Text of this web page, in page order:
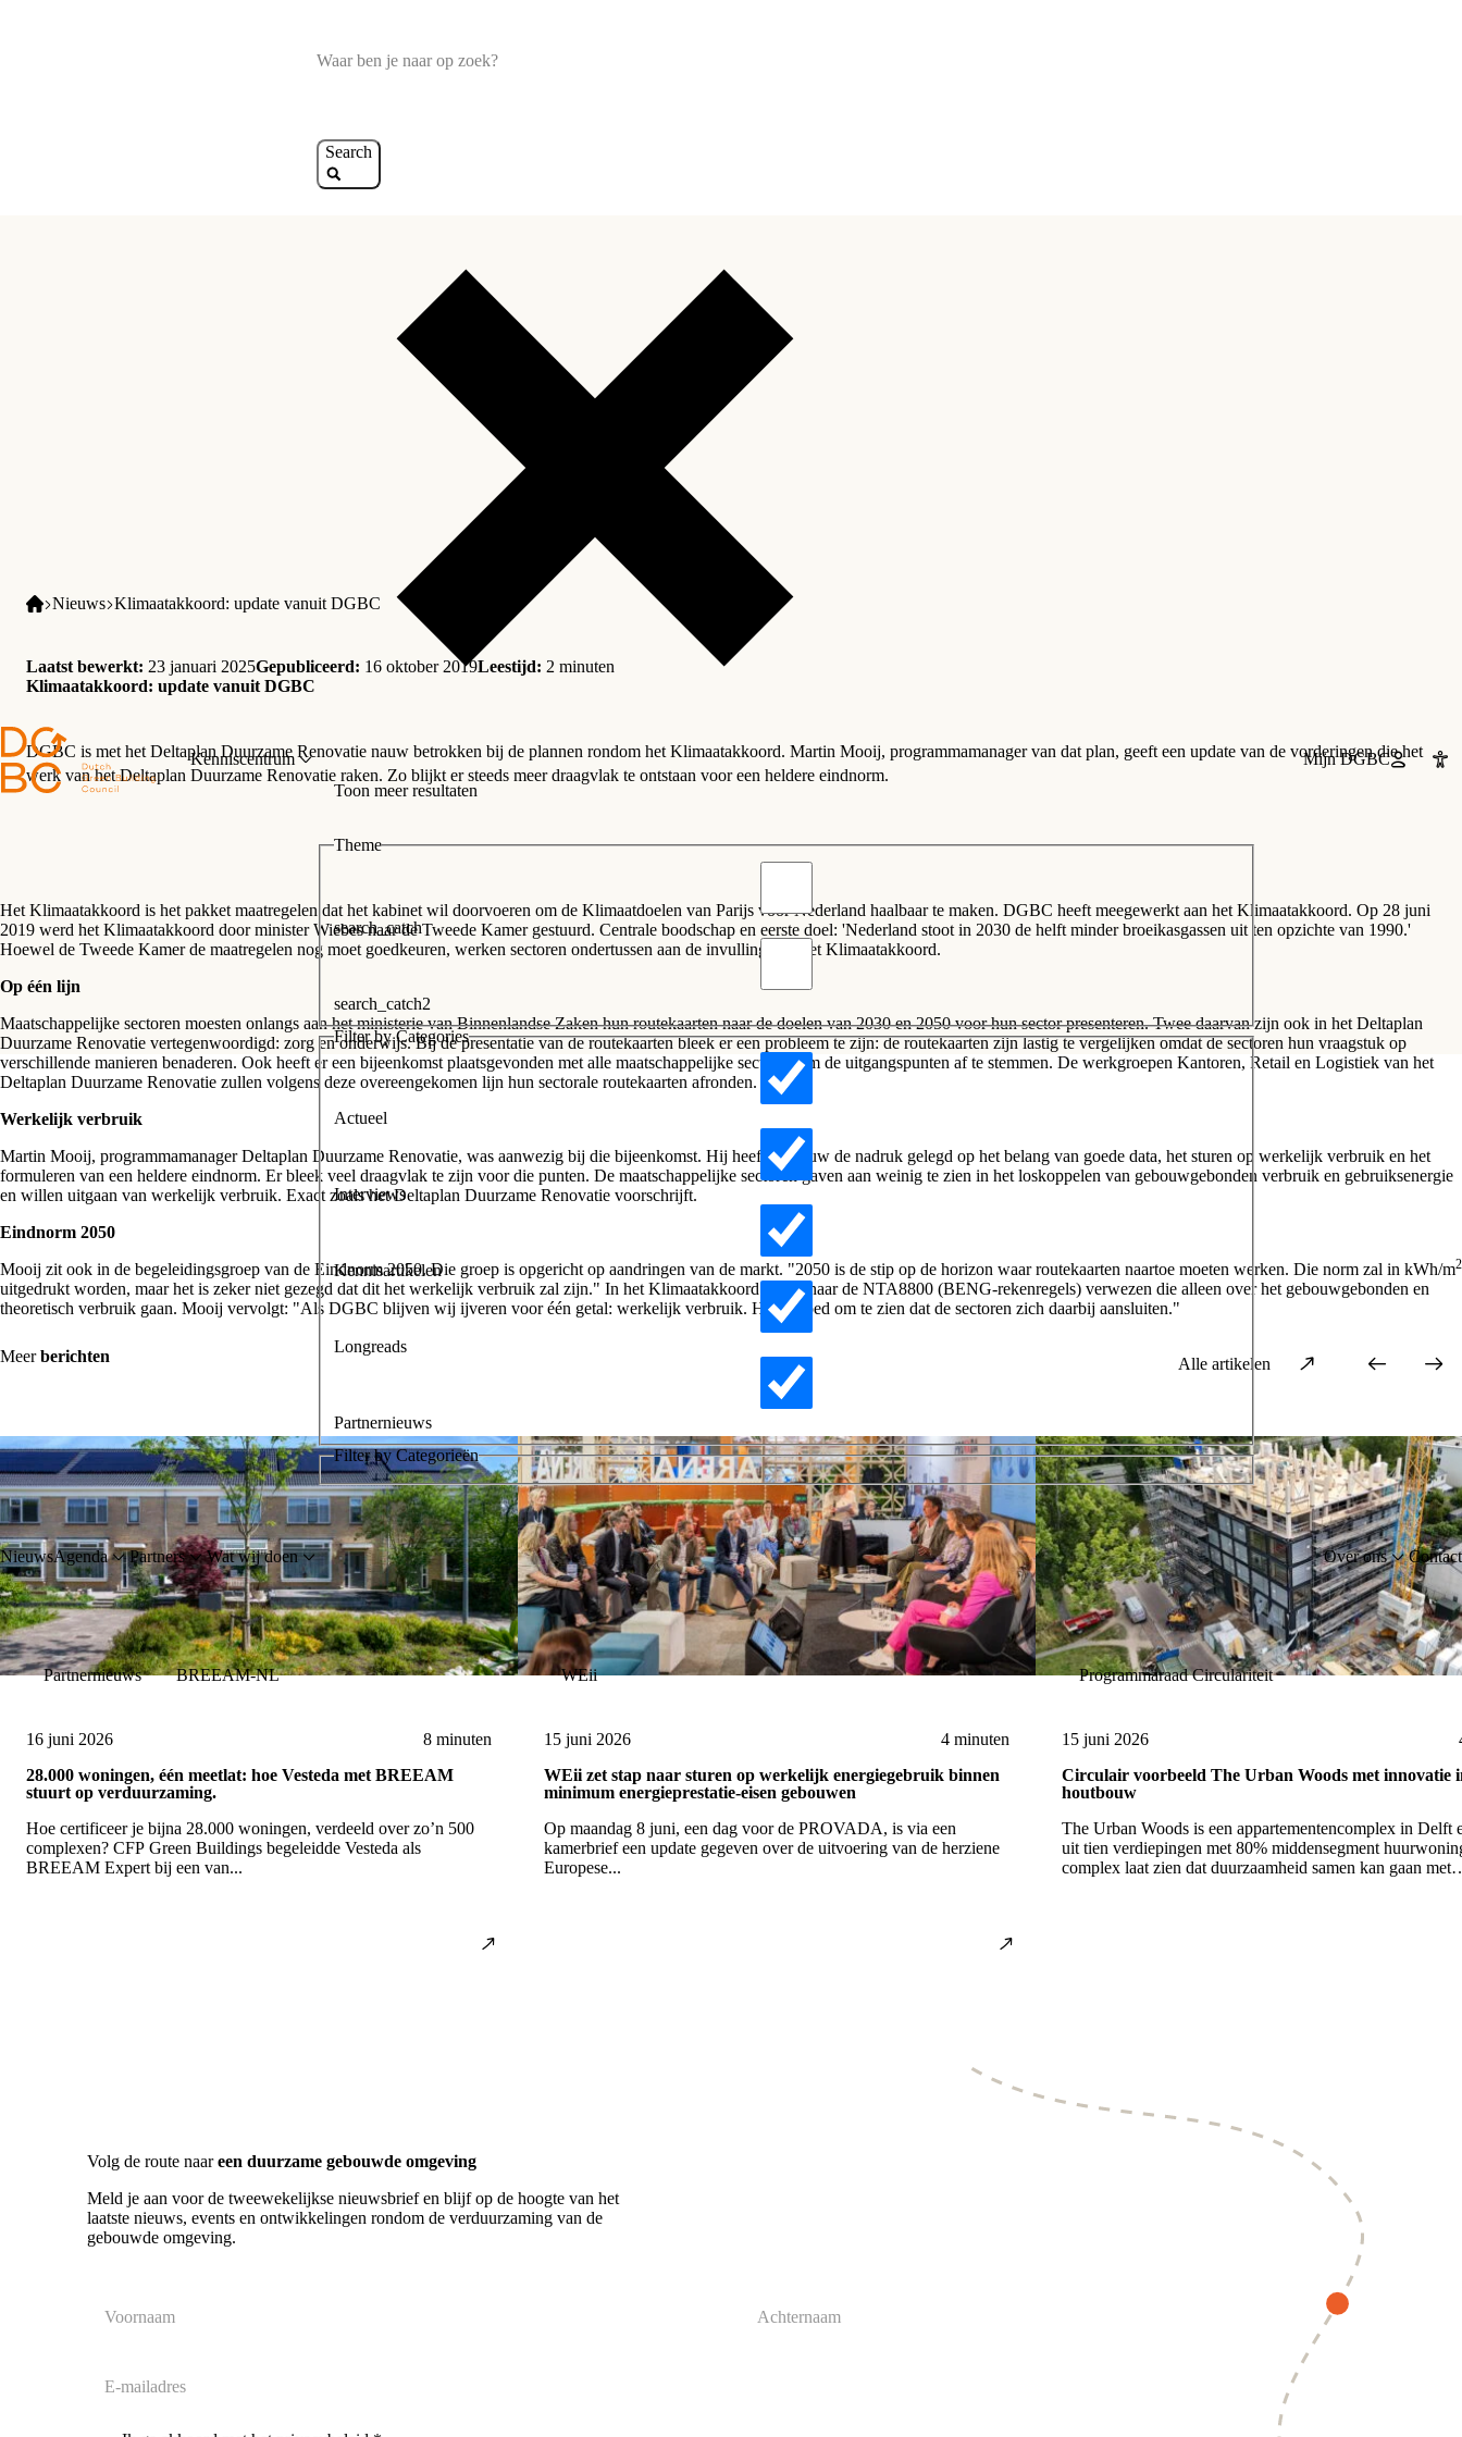
Kenniscentrum
Search
Toon meer resultaten
Theme
search_catch
search_catch2
Filter by Categories
Actueel
Interviews
Kennisartikelen
Longreads
Partnernieuws
Filter by Categorieën
Mijn DGBC
NieuwsAgenda Partners Wat wij doen Over ons Contact
Nieuws Klimaatakkoord: update vanuit DGBC
Laatst bewerkt: 23 januari 2025Gepubliceerd: 16 oktober 2019Leestijd: 2 minuten
Klimaatakkoord: update vanuit DGBC
DGBC is met het Deltaplan Duurzame Renovatie nauw betrokken bij de plannen rondom het Klimaatakkoord. Martin Mooij, programmamanager van dat plan, geeft een update van de vorderingen die het
werk van het Deltaplan Duurzame Renovatie raken. Zo blijkt er steeds meer draagvlak te ontstaan voor een heldere eindnorm.
Het Klimaatakkoord is het pakket maatregelen dat het kabinet wil doorvoeren om de Klimaatdoelen van Parijs voor Nederland haalbaar te maken. DGBC heeft meegewerkt aan het Klimaatakkoord. Op 28 juni
2019 werd het Klimaatakkoord door minister Wiebes naar de Tweede Kamer gestuurd. Centrale boodschap en eerste doel: 'Nederland stoot in 2030 de helft minderbroeikasgassen uit ten opzichte van 1990.'
Hoewel de Tweede Kamer de maatregelen nog moet goedkeuren, werken sectoren ondertussen aan de invulling van het Klimaatakkoord.
Op één lijn
Maatschappelijke sectoren moesten onlangs aan het ministerie van Binnenlandse Zaken hunroutekaartennaar de doelen van 2030 en 2050 voor hun sector presenteren. Twee daarvan zijn ook in het Deltaplan
Duurzame Renovatie vertegenwoordigd: zorg en onderwijs. Bij de presentatie van de routekaarten bleek er een probleem te zijn: de routekaarten zijn lastig te vergelijken omdat de sectoren hun vraagstuk op
verschillende manieren benaderen. Ook heeft er een bijeenkomst plaatsgevonden met alle maatschappelijke sectoren om de uitgangspunten af te stemmen. De werkgroepen Kantoren, Retail en Logistiek van het
Deltaplan Duurzame Renovatie zullen volgens deze overeengekomen lijn hun sectorale routekaarten afronden.
Werkelijk verbruik
Martin Mooij, programmamanager Deltaplan Duurzame Renovatie, was aanwezig bij die bijeenkomst. Hij heeft opnieuw de nadruk gelegd op het belang van goede data, het sturen op werkelijk verbruik en het
formuleren van een heldere eindnorm. Er bleek veel draagvlak te zijn voor die punten. De maatschappelijke sectoren gaven aan weinig te zien in het loskoppelen van gebouwgebonden verbruik en gebruiksenergie
en willen uitgaan van werkelijk verbruik. Exact zoals het Deltaplan Duurzame Renovatie voorschrijft.
Eindnorm 2050
Mooij zit ook in de begeleidingsgroep van de Eindnorm 2050. Die groep is opgericht op aandringen van de markt. "2050 is de stip op de horizon waar routekaarten naartoe moeten werken. Die norm zal in kWh/m2
uitgedrukt worden, maar het is zeker niet gezegd dat dit het werkelijk verbruik zal zijn." In het Klimaatakkoord wordt naar de NTA8800 (BENG-rekenregels) verwezen die alleen over het gebouwgebonden en
theoretisch verbruik gaan. Mooij vervolgt: "Als DGBC blijven wij ijveren voor één getal: werkelijk verbruik. Het is goed om te zien dat de sectoren zich daarbij aansluiten."
Meerberichten Alle artikelen
Partnernieuws BREEAM-NL
16 juni 2026
8 minuten
28.000 woningen, één meetlat: hoe Vesteda met BREEAM
stuurt op verduurzaming.
Hoe certificeer je bijna 28.000 woningen, verdeeld over zo’n 500
complexen? CFP Green Buildings begeleidde Vesteda als
BREEAM Expert bij een van...
WEii
15 juni 2026
4 minuten
WEii zet stap naar sturen op werkelijk energiegebruik binnen
minimum energieprestatie-eisen gebouwen
Op maandag 8 juni, een dag voor de PROVADA, is via een
kamerbrief een update gegeven over de uitvoering van de herziene
Europese...
Programmaraad Circulariteit
15 juni 2026
Circulair voorbeeld The Urban Woods met innovatie
houtbouw
The Urban Woods is een appartementencomplex in Delft
uit tien verdiepingen met 80% middensegment
complex laat zien dat duurzaamheid samen kan gaan met
Volg de route naareen duurzame gebouwde omgeving
Meld je aan voor de tweewekelijkse nieuwsbrief en blijf op de hoogte van het
laatste nieuws, events en ontwikkelingen rondom de verduurzaming van de
gebouwde omgeving.
mailadres